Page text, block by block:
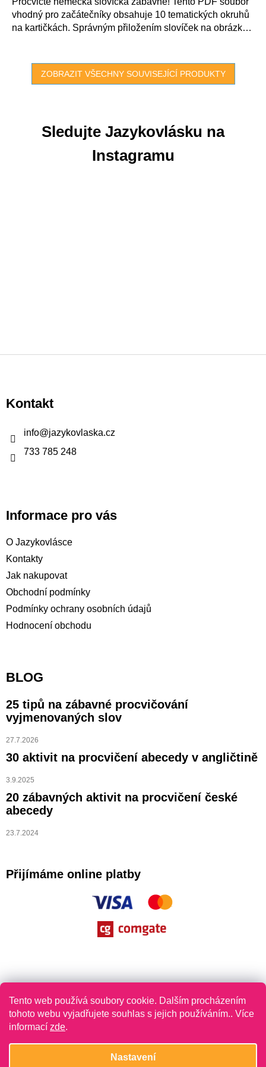
Tento web používá soubory cookie. Dalším procházením
tohoto webu vyjadřujete souhlas s jejich používáním.. Více
informací zde.
Nastavení
hvězdiček.
vhodný pro začátečníky obsahuje 10 tematických okruhů
na kartičkách. Správným přiložením slovíček na obrázky
ZOBRAZIT VŠECHNY SOUVISEJÍCÍ PRODUKTY
Sledujte Jazykovlásku na
Instagramu
p
aKontakt
info@jazykovlaska.cz
733 785 248
Informace pro vás
O Jazykovlásce
Kontakty
Jak nakupovat
Obchodní podmínky
Podmínky ochrany osobních údajů
Hodnocení obchodu
BLOG
25 tipů na zábavné procvičování
vyjmenovaných slov
27.7.2026
30 aktivit na procvičení abecedy v angličtině
3.9.2025
20 zábavných aktivit na procvičení české
abecedy
23.7.2024
Přijímáme online platby
Vytvořil Shoptet